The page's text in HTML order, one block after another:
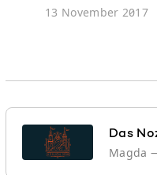
13 November 2017
Das
Magda